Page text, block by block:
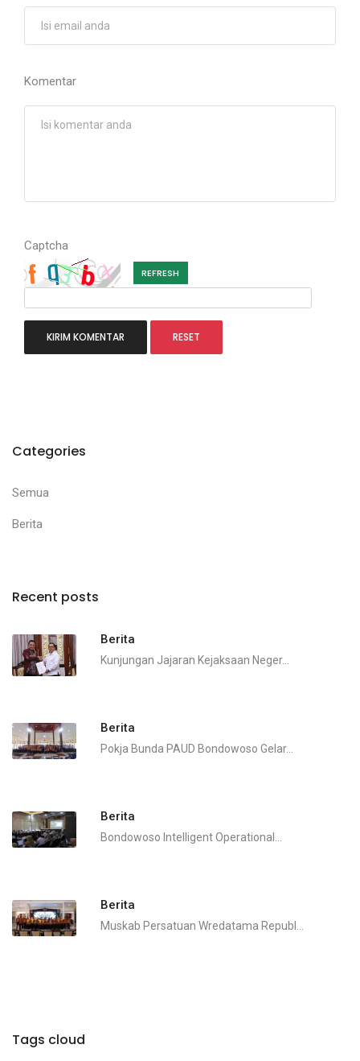
Komentar
Captcha
REFRESH
Categories
Semua
Berita
Recent posts
Berita
Kunjungan Jajaran Kejaksaan Neger...
Berita
Pokja Bunda PAUD Bondowoso Gelar...
Berita
Bondowoso Intelligent Operational...
Berita
Muskab Persatuan Wredatama Republ...
Tags cloud